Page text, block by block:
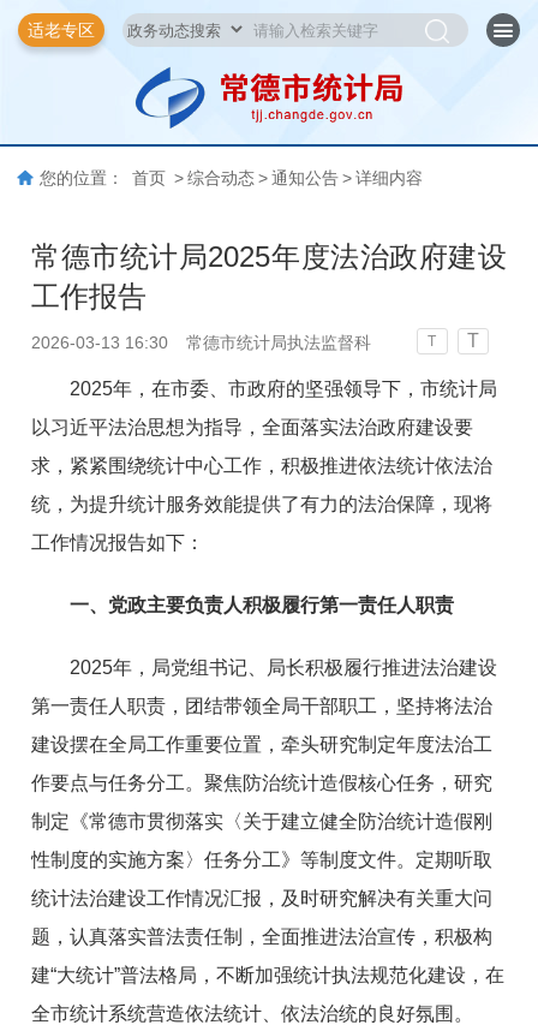
适老专区
您的位置： 首页 > 综合动态 > 通知公告 > 详细内容
常德市统计局2025年度法治政府建设
工作报告
2026-03-13 16:30 常德市统计局执法监督科 T T
2025年，在市委、市政府的坚强领导下，市统计局
以习近平法治思想为指导，全面落实法治政府建设要
求，紧紧围绕统计中心工作，积极推进依法统计依法治
统，为提升统计服务效能提供了有力的法治保障，现将
工作情况报告如下：
一、党政主要负责人积极履行第一责任人职责
2025年，局党组书记、局长积极履行推进法治建设
第一责任人职责，团结带领全局干部职工，坚持将法治
建设摆在全局工作重要位置，牵头研究制定年度法治工
作要点与任务分工。聚焦防治统计造假核心任务，研究
制定《常德市贯彻落实〈关于建立健全防治统计造假刚
性制度的实施方案〉任务分工》等制度文件。定期听取
统计法治建设工作情况汇报，及时研究解决有关重大问
题，认真落实普法责任制，全面推进法治宣传，积极构
建“大统计”普法格局，不断加强统计执法规范化建设，在
全市统计系统营造依法统计、依法治统的良好氛围。